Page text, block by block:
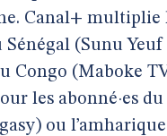
Canal+ multiplie
(Sunu
Congo (Maboke
les abonné·es
ou